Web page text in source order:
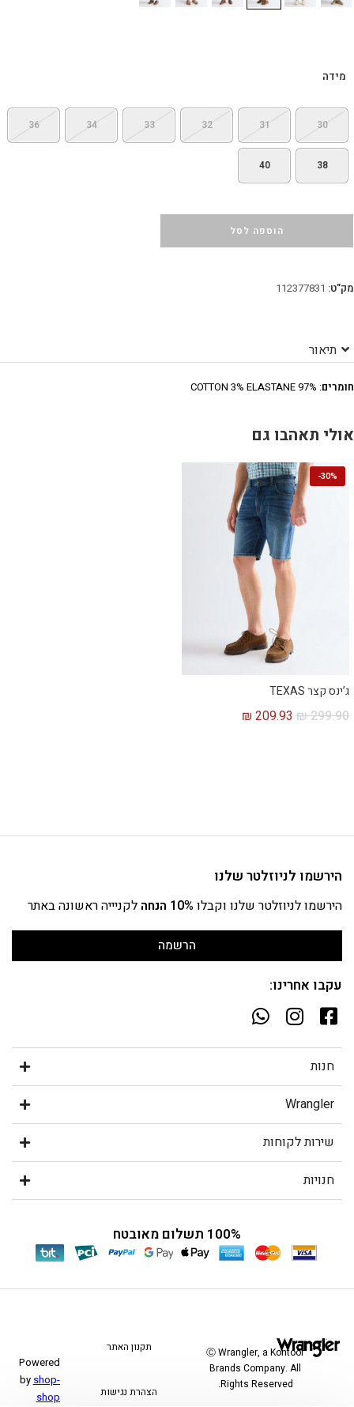
מידה
30
31
32
33
34
36
38
40
הוספה לסל
מק"ט: 112377831
תיאור
חומרים: 97% COTTON 3% ELASTANE
אולי תאהבו גם
30%
-
ג’ינס קצר TEXAS
₪299.90
₪ 209.93
הירשמו לניוזלטר שלנו
הירשמו לניוזלטר שלנו וקבלו 10% הנחה לקניייה ראשונה באתר
הרשמה
עקבו אחרינו:
חנות
Wrangler
שירות לקוחות
חנויות
100% תשלום מאובטח
Ⓒ Wrangler, a Kontoor
Brands Company. All
Rights Reserved.
תקנון האתר
הצהרת נגישות
Powered
by shop-
shop